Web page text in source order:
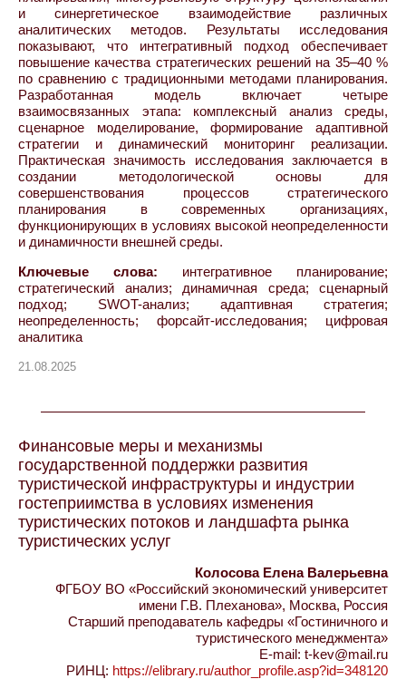
и синергетическое взаимодействие различных
аналитических методов. Результаты исследования
показывают, что интегративный подход обеспечивает
повышение качества стратегических решений на 35–40 %
по сравнению с традиционными методами планирования.
Разработанная модель включает четыре
взаимосвязанных этапа: комплексный анализ среды,
сценарное моделирование, формирование адаптивной
стратегии и динамический мониторинг реализации.
Практическая значимость исследования заключается в
создании методологической основы для
совершенствования процессов стратегического
планирования в современных организациях,
функционирующих в условиях высокой неопределенности
и динамичности внешней среды.
Ключевые слова: интегративное планирование;
стратегический анализ; динамичная среда; сценарный
подход; SWOT-анализ; адаптивная стратегия;
неопределенность; форсайт-исследования; цифровая
аналитика
21.08.2025
Финансовые меры и механизмы
государственной поддержки развития
туристической инфраструктуры и индустрии
гостеприимства в условиях изменения
туристических потоков и ландшафта рынка
туристических услуг
Колосова Елена Валерьевна
ФГБОУ ВО «Российский экономический университет
имени Г.В. Плеханова», Москва, Россия
Старший преподаватель кафедры «Гостиничного и
туристического менеджмента»
E-mail: t-kev@mail.ru
РИНЦ: https://elibrary.ru/author_profile.asp?id=348120